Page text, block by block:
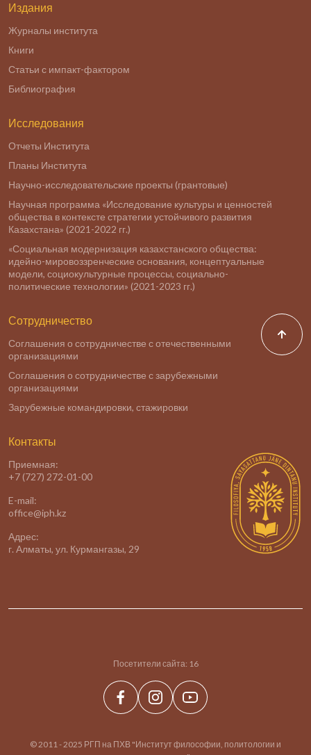
Издания
Журналы института
Книги
Статьи с импакт-фактором
Библиография
Исследования
Отчеты Института
Планы Института
Научно-исследовательские проекты (грантовые)
Научная программа «Исследование культуры и ценностей
общества в контексте стратегии устойчивого развития
Казахстана» (2021-2022 гг.)
«Социальная модернизация казахстанского общества:
идейно-мировоззренческие основания, концептуальные
модели, социокультурные процессы, социально-
политические технологии» (2021-2023 гг.)
Сотрудничество
Соглашения о сотрудничестве с отечественными
организациями
Соглашения о сотрудничестве с зарубежными
организациями
Зарубежные командировки, стажировки
Контакты
Приемная:
+7 (727) 272-01-00
E-mail:
office@iph.kz
Адрес:
г. Алматы, ул. Курмангазы, 29
Посетители сайта: 16
© 2011 - 2025 РГП на ПХВ "Институт философии, политологии и